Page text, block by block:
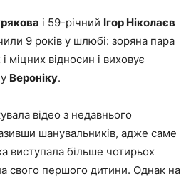
і 59-річний Ігор Ніколаєв
9 років у шлюбі: зоряна пара
міцних відносин і виховує
Вероніку.
відео з недавнього
шанувальників, адже саме
виступала більше чотирьох
свого першого дитини. Однак на